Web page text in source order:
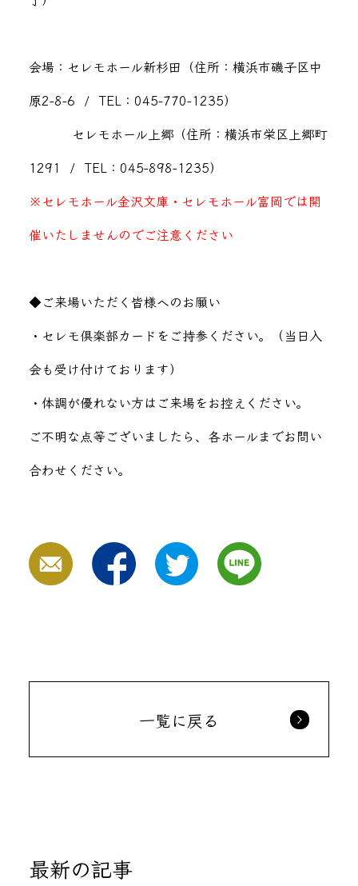
会場：セレモホール新杉田（住所：横浜市磯子区中
原2-8-6 / TEL：045-770-1235）
セレモホール上郷（住所：横浜市栄区上郷町
1291 / TEL：045-898-1235）
※セレモホール金沢文庫・セレモホール富岡では開
催いたしませんのでご注意ください
◆ご来場いただく皆様へのお願い
・セレモ倶楽部カードをご持参ください。（当日入
会も受け付けております）
・体調が優れない方はご来場をお控えください。
ご不明な点等ございましたら、各ホールまでお問い
合わせください。
一覧に戻る
最新の記事